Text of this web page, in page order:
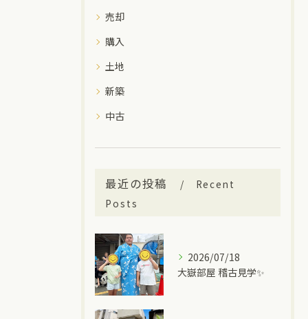
売却
購入
土地
新築
中古
最近の投稿
Recent
Posts
2026/07/18
大嶽部屋 稽古見学✨